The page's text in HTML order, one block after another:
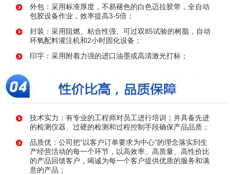
外包：采用标准厚度，不易褪色的白色迈拉胶带，全自动
包胶设备作业，效率提高3-5倍；
封装：采用阻燃、粘合性强、可过双85试验的树脂，自动
环氧配料灌注机和2小时固化设备；
印字：采用附着力强的进口油墨或高清激光打标；
技术实力：有专业的工程师对员工进行培训；并具备先进
的检测仪器、过硬的检测和过程控制手段确保产品品质；
品质优：公司把“以客户订单要求为中心”的理念落实到生
产经营活动的每一个环节，以高效率、高质量、高性价比
的产品回馈客户，竭诚为每一个客户提供优质的服务和满
意的产品；